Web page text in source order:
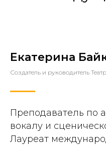
Екатерина
Создатель и руководитель
Преподаватель по
вокалу и
Лауреат